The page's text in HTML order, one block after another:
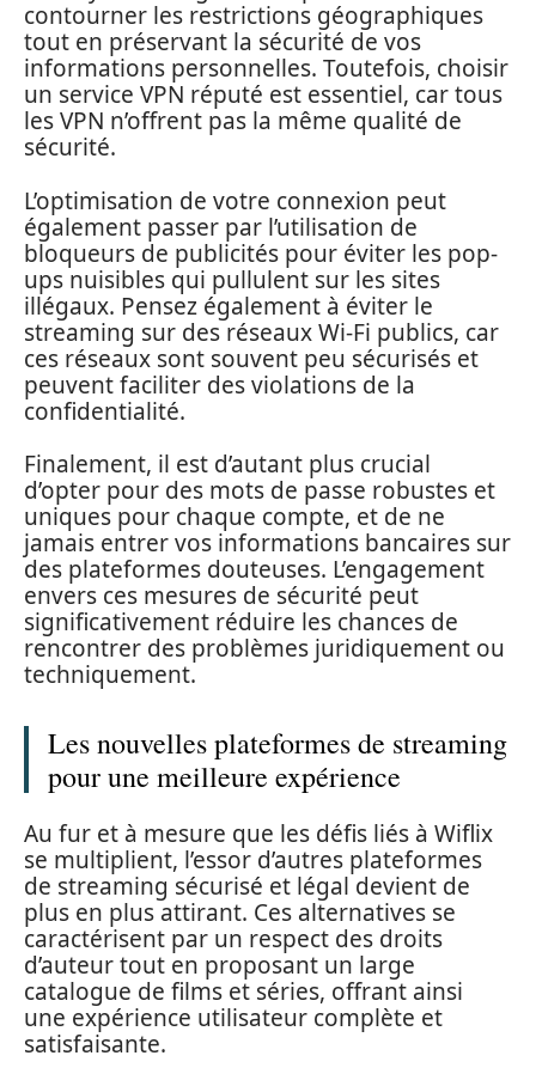
contourner les restrictions géographiques
tout en préservant la sécurité de vos
informations personnelles. Toutefois, choisir
un service VPN réputé est essentiel, car tous
les VPN n’offrent pas la même qualité de
sécurité.
L’optimisation de votre connexion peut
également passer par l’utilisation de
bloqueurs de publicités pour éviter les pop-
ups nuisibles qui pullulent sur les sites
illégaux. Pensez également à éviter le
streaming sur des réseaux Wi-Fi publics, car
ces réseaux sont souvent peu sécurisés et
peuvent faciliter des violations de la
confidentialité.
Finalement, il est d’autant plus crucial
d’opter pour des mots de passe robustes et
uniques pour chaque compte, et de ne
jamais entrer vos informations bancaires sur
des plateformes douteuses. L’engagement
envers ces mesures de sécurité peut
significativement réduire les chances de
rencontrer des problèmes juridiquement ou
techniquement.
Les nouvelles plateformes de streaming
pour une meilleure expérience
Au fur et à mesure que les défis liés à Wiflix
se multiplient, l’essor d’autres plateformes
de streaming sécurisé et légal devient de
plus en plus attirant. Ces alternatives se
caractérisent par un respect des droits
d’auteur tout en proposant un large
catalogue de films et séries, offrant ainsi
une expérience utilisateur complète et
satisfaisante.